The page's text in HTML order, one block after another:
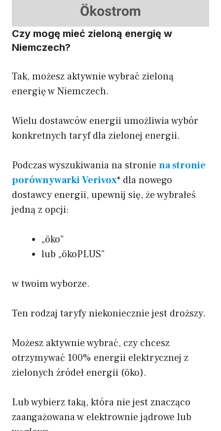
Czy mogę mieć zieloną energię w
Niemczech?
Tak, możesz aktywnie wybrać zieloną
energię w Niemczech.
Wielu dostawców energii umożliwia wybór
konkretnych taryf dla zielonej energii.
Podczas wyszukiwania na stronie na stronie
porównywarki Verivox* dla nowego
dostawcy energii, upewnij się, że wybrałeś
jedną z opcji:
„öko”
lub „ökoPLUS”
w twoim wyborze.
Ten rodzaj taryfy niekoniecznie jest droższy.
Możesz aktywnie wybrać, czy chcesz
otrzymywać 100% energii elektrycznej z
zielonych źródeł energii (öko).
Lub wybierz taką, która nie jest znacząco
zaangażowana w elektrownie jądrowe lub